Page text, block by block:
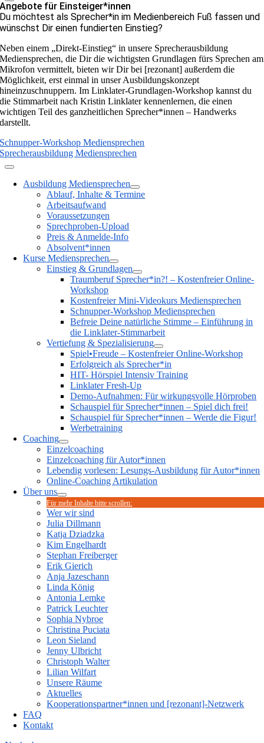
Angebote für Einsteiger*innen
Du möchtest als Sprecher*in im Medienbereich Fuß fassen und
wünschst Dir einen fundierten Einstieg?
Neben einem „Direkt-Einstieg“ in unsere Sprecherausbildung
Mediensprechen, die Dir die wichtigsten Grundlagen fürs Sprechen am
Mikrofon vermittelt, bieten wir Dir bei [rezonant] außerdem die
Möglichkeit, erst einmal in unser Ausbildungskonzept
hineinzuschnuppern. Im Linklater-Grundlagen-Workshop kannst du
die Stimmarbeit nach Kristin Linklater kennenlernen, die einen
wichtigen Teil des ganzheitlichen Sprecher*innen – Handwerks
darstellt.
Schnupper-Workshop Mediensprechen
Sprecherausbildung Mediensprechen
Ausbildung Mediensprechen
Ablauf, Inhalte & Termine
Arbeitsaufwand
Voraussetzungen
Sprechproben-Upload
Preis & Anmelde-Info
Absolvent*innen
Kurse Mediensprechen
Einstieg & Grundlagen
Traumberuf Sprecher*in?! – Kostenfreier Online-
Workshop
Kostenfreier Mini-Videokurs Mediensprechen
Schnupper-Workshop Mediensprechen
Befreie Deine natürliche Stimme – Einführung in
die Linklater-Stimmarbeit
Vertiefung & Spezialisierung
Spiel•Freude – Kostenfreier Online-Workshop
Erfolgreich als Sprecher*in
HIT- Hörspiel Intensiv Training
Linklater Fresh-Up
Demo-Aufnahmen: Für wirkungsvolle Hörproben
Schauspiel für Sprecher*innen – Spiel dich frei!
Schauspiel für Sprecher*innen – Werde die Figur!
Werbetraining
Coaching
Einzelcoaching
Einzelcoaching für Autor*innen
Lebendig vorlesen: Lesungs-Ausbildung für Autor*innen
Online-Coaching Artikulation
Über uns
Für mehr Inhalte bitte scrollen:
Wer wir sind
Julia Dillmann
Katja Dziadzka
Kim Engelhardt
Stephan Freiberger
Erik Gierich
Anja Jazeschann
Linda König
Antonia Lemke
Patrick Leuchter
Sophia Nybroe
Christina Puciata
Leon Sieland
Jenny Ulbricht
Christoph Walter
Lilian Wilfart
Unsere Räume
Aktuelles
Kooperationspartner*innen und [rezonant]-Netzwerk
FAQ
Kontakt